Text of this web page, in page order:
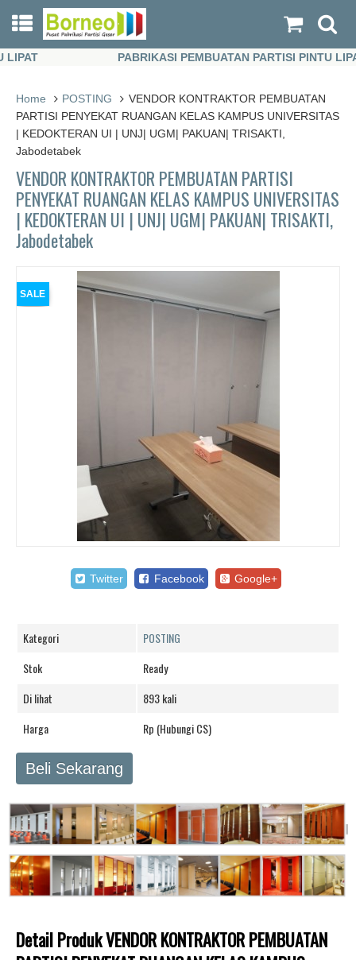
PABRIKASI PEMBUATAN PARTISI PINTU LIPAT
Home
POSTING
VENDOR KONTRAKTOR PEMBUATAN
PARTISI PENYEKAT RUANGAN KELAS KAMPUS UNIVERSITAS
| KEDOKTERAN UI | UNJ| UGM| PAKUAN| TRISAKTI,
Jabodetabek
VENDOR KONTRAKTOR PEMBUATAN PARTISI
PENYEKAT RUANGAN KELAS KAMPUS UNIVERSITAS
| KEDOKTERAN UI | UNJ| UGM| PAKUAN| TRISAKTI,
Jabodetabek
SALE
Twitter Facebook Google+
Kategori
POSTING
Stok
Ready
Di lihat
893 kali
Harga
Rp (Hubungi CS)
Beli Sekarang
Detail Produk VENDOR KONTRAKTOR PEMBUATAN